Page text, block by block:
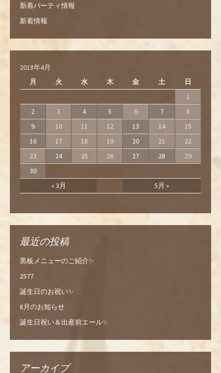
新着パーティ情報
新着情報
2018年4月
月
火 水 木 金 土 日
« 3月 5月 »
1
2
3 4 5 6 7
8
9
10 11 12 13 14
15
16
17 18 19 20 21
22
23
24 25 26 27 28
29
30
最近の投稿
黒板メニューのご紹介✨
2577
誕生日のお祝い✨
8月のお知らせ
誕生日祝い＆出産前エール✨
アーカイブ